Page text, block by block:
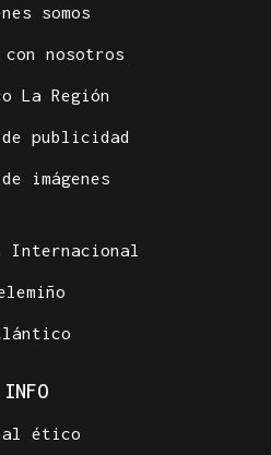
somos
con nosotros
La Región
publicidad
imágenes
Internacional
INFO
ético